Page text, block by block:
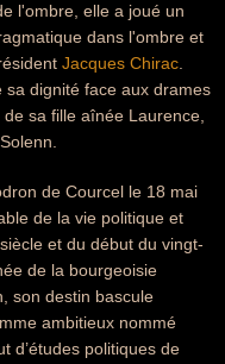
l'ombre, elle a joué un
dans l'ombre et
Jacques Chirac
sa dignité face aux drames
sa fille aînée Laurence,
de Courcel le 18 mai
de la vie politique et
et du début du vingt-
de la bourgeoisie
son destin bascule
ambitieux nommé
d’études politiques de